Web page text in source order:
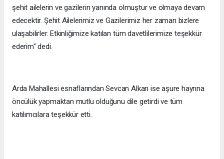
şehit ailelerin ve gazilerin yanında olmuştur ve olmaya devam
edecektir. Şehit Ailelerimiz ve Gazilerimiz her zaman bizlere
ulaşabilirler. Etkinliğimize katılan tüm davetlilerimize teşekkür
ederim" dedi.
Arda Mahallesi esnaflarından Sevcan Alkan ise aşure hayrına
öncülük yapmaktan mutlu olduğunu dile getirdi ve tüm
katılımcılara teşekkür etti.